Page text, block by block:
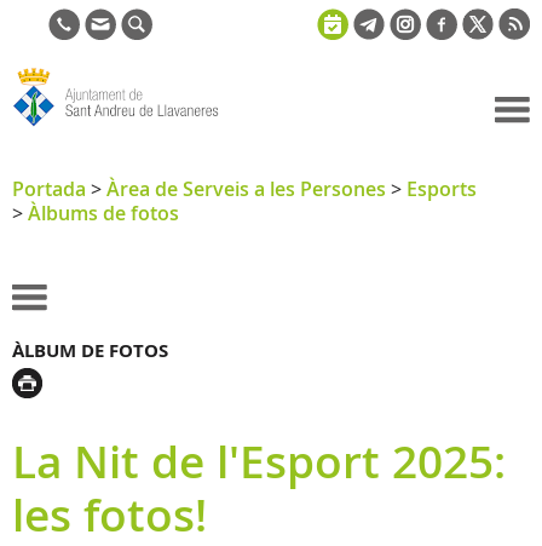
de Sant
Llavaneres
Portada >Àrea de Serveis a les Persones > Esports
>Àlbums de fotos
ÀLBUM DE FOTOS
La Nit de l'Esport 2025:
les fotos!